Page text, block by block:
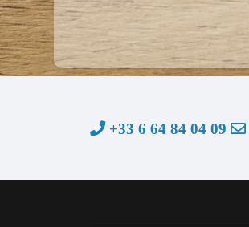
+33 6 64 84 04 09